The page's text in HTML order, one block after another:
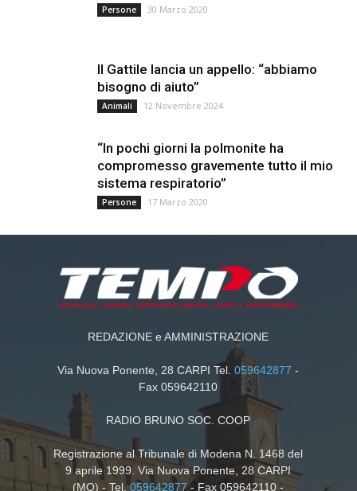
Persone 30 Marzo 2020
Il Gattile lancia un appello: “abbiamo
bisogno di aiuto”
Animali 12 Novembre 2024
“In pochi giorni la polmonite ha
compromesso gravemente tutto il mio
sistema respiratorio”
Persone 17 Marzo 2020
REDAZIONE e AMMINISTRAZIONE
Via Nuova Ponente, 28 CARPI Tel.059642877 -
Fax 059642110
RADIO BRUNO SOC. COOP
Registrazione al Tribunale di Modena N. 1468 del
9 aprile 1999. Via Nuova Ponente, 28 CARPI
(MO) - Tel.059642877- Fax 059642110 -